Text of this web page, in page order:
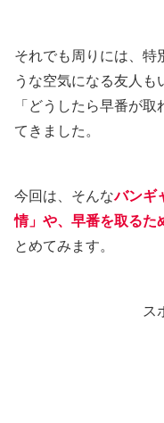
それでも周りには、特
うな空気になる友人も
「どうしたら早番が
てきました。
今回は、そんなバンギ
情」や、早番を取るた
とめてみます。
ス